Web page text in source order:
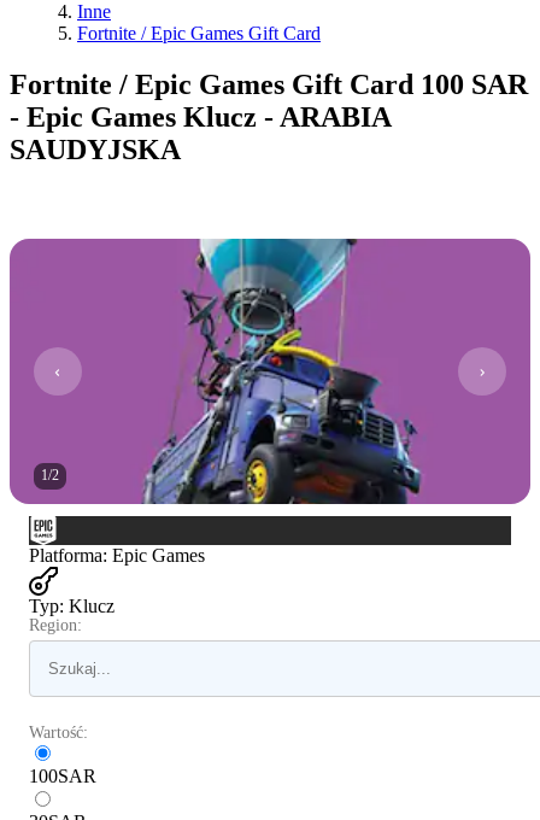
Inne
Fortnite / Epic Games Gift Card
Fortnite / Epic Games Gift Card 100 SAR
- Epic Games Klucz - ARABIA
SAUDYJSKA
1/2
Platforma: Epic Games
Typ: Klucz
Region:
Wartość:
100SAR